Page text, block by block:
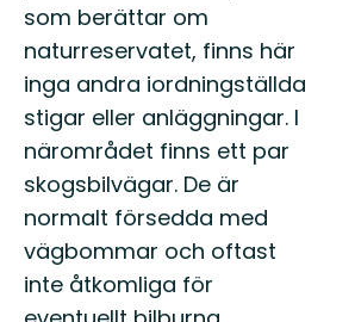
som berättar om
naturreservatet, finns här
inga andra iordningställda
stigar eller anläggningar. I
närområdet finns ett par
skogsbilvägar. De är
normalt försedda med
vägbommar och oftast
inte åtkomliga för